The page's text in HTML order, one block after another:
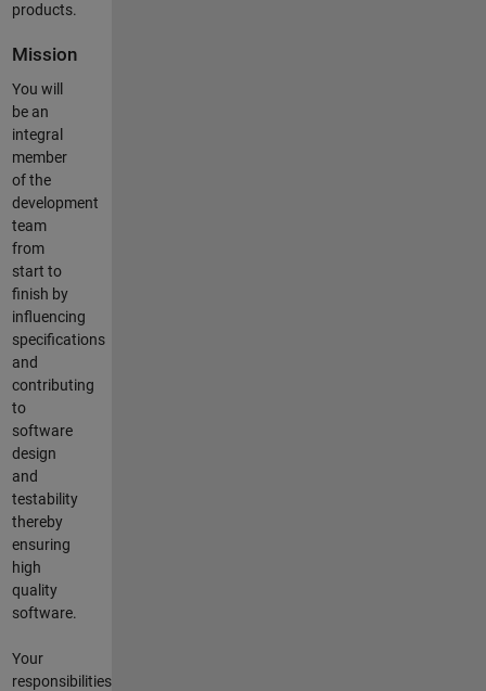
products.
Mission
You will
be an
integral
member
of the
development
team
from
start to
finish by
influencing
specifications
and
contributing
to
software
design
and
testability
thereby
ensuring
high
quality
software.
Your
responsibilities